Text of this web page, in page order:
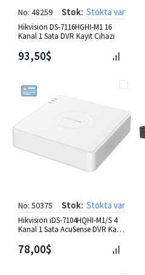
No: 48259 Stok: Stokta var
Hikvision DS-7116HGHI-M1 16
Kanal 1 Sata DVR Kayıt Cihazı
93,50$
No: 50375 Stok: Stokta var
Hikvision iDS-7104HQHI-M1/S 4
Kanal 1 Sata AcuSense DVR Kayıt
78,00$